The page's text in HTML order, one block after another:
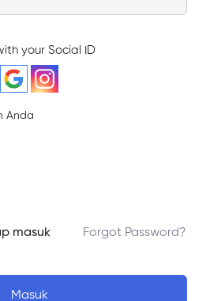
your Social ID
Anda
masuk Forgot Password?
Masuk